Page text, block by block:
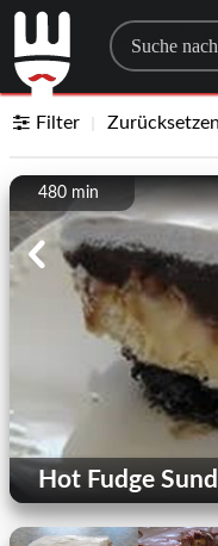
Search
Filter Zurücksetzen
480 min
Hot Fudge